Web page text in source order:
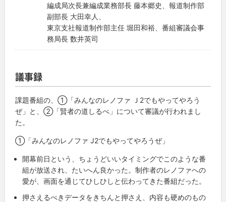
編成局次長兼編成業務部長 藤本郷史、報道制作部
副部長 大田幸人、
東京支社報道制作部主任 堀田和裕、番組審議会事
務局長 数井英司
議事録
課題番組の、①「みんなのレノファ Ｊ2でもやってやろう
ぜ」と、②「賢者の道しるべ」について審議が行われまし
た。
①「みんなのレノファ J2でもやってやろうぜ」
開幕前日という、ちょうどいいタイミングでこのような番
組が放送され、たいへん良かった。制作者のレノファへの
愛が、画面を通じてひしひしと伝わってきた番組だった。
押さえるべきデータをきちんと押さえ、内容も硬めのもの